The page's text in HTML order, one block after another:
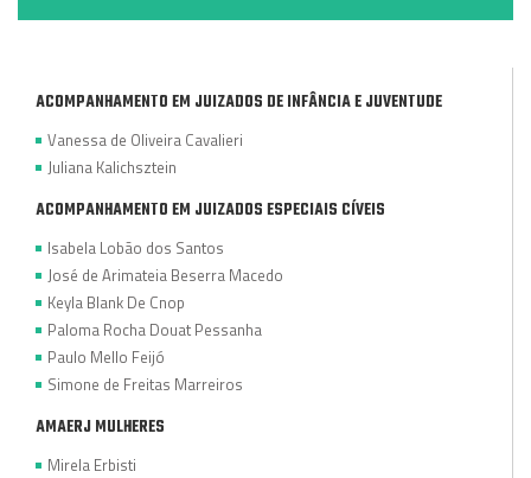
ACOMPANHAMENTO EM JUIZADOS DE INFÂNCIA E JUVENTUDE
Vanessa de Oliveira Cavalieri
Juliana Kalichsztein
ACOMPANHAMENTO EM JUIZADOS ESPECIAIS CÍVEIS
Isabela Lobão dos Santos
José de Arimateia Beserra Macedo
Keyla Blank De Cnop
Paloma Rocha Douat Pessanha
Paulo Mello Feijó
Simone de Freitas Marreiros
AMAERJ MULHERES
Mirela Erbisti